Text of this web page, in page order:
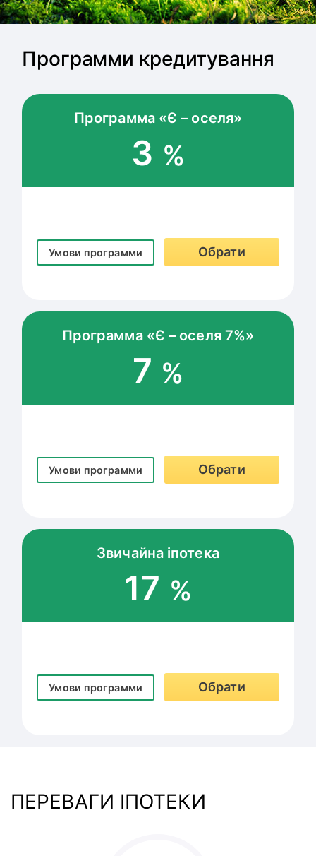
Программи кредитування
Программа «Є – оселя»
3 %
Умови программи Обрати
Программа «Є – оселя 7%»
7 %
Умови программи Обрати
Звичайна іпотека
17 %
Умови программи Обрати
ПЕРЕВАГИ ІПОТЕКИ